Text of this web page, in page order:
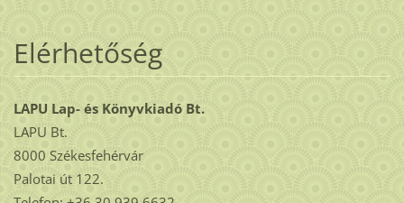
Elérhetőség
LAPU Lap- és Könyvkiadó Bt.
LAPU Bt.
8000 Székesfehérvár
Palotai út 122.